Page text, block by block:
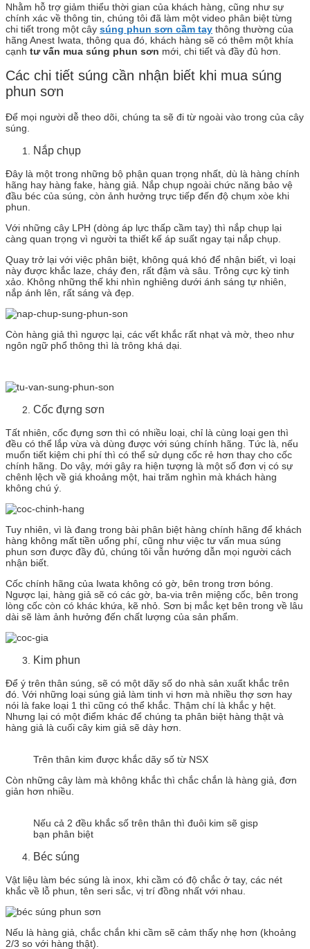
Nhằm hỗ trợ giảm thiểu thời gian của khách hàng, cũng như sự
chính xác về thông tin, chúng tôi đã làm một video phân biệt từng
chi tiết trong một cây súng phun sơn cầm tay thông thường của
hãng Anest Iwata, thông qua đó, khách hàng sẽ có thêm một khía
cạnh tư vấn mua súng phun sơn mới, chi tiết và đầy đủ hơn.
Các chi tiết súng cần nhận biết khi mua súng
phun sơn
Để mọi người dễ theo dõi, chúng ta sẽ đi từ ngoài vào trong của cây
súng.
Nắp chụp
Đây là một trong những bộ phận quan trọng nhất, dù là hàng chính
hãng hay hàng fake, hàng giả. Nắp chụp ngoài chức năng bảo vệ
đầu béc của súng, còn ảnh hưởng trực tiếp đến độ chụm xòe khi
phun.
Với những cây LPH (dòng áp lực thấp cầm tay) thì nắp chụp lại
càng quan trọng vì người ta thiết kế áp suất ngay tại nắp chụp.
Quay trở lại với việc phân biệt, không quá khó để nhận biết, vì loại
này được khắc laze, cháy đen, rất đậm và sâu. Trông cực kỳ tinh
xảo. Không những thế khi nhìn nghiêng dưới ánh sáng tự nhiên,
nắp ánh lên, rất sáng và đẹp.
Còn hàng giả thì ngược lại, các vết khắc rất nhạt và mờ, theo như
ngôn ngữ phổ thông thì là trông khá dại.
Cốc đựng sơn
Tất nhiên, cốc đựng sơn thì có nhiều loại, chỉ là cùng loại gen thì
đều có thể lắp vừa và dùng được với súng chính hãng. Tức là, nếu
muốn tiết kiệm chi phí thì có thể sử dụng cốc rẻ hơn thay cho cốc
chính hãng. Do vậy, mới gây ra hiện tượng là một số đơn vị có sự
chênh lệch về giá khoảng một, hai trăm nghìn mà khách hàng
không chú ý.
Tuy nhiên, vì là đang trong bài phân biệt hàng chính hãng để khách
hàng không mất tiền uổng phí, cũng như việc tư vấn mua súng
phun sơn được đầy đủ, chúng tôi vẫn hướng dẫn mọi người cách
nhận biết.
Cốc chính hãng của Iwata không có gờ, bên trong trơn bóng.
Ngược lại, hàng giả sẽ có các gờ, ba-via trên miệng cốc, bên trong
lòng cốc còn có khác khứa, kẽ nhỏ. Sơn bị mắc kẹt bên trong về lâu
dài sẽ làm ảnh hưởng đến chất lượng của sản phẩm.
Kim phun
Để ý trên thân súng, sẽ có một dãy số do nhà sản xuất khắc trên
đó. Với những loại súng giả làm tinh vi hơn mà nhiều thợ sơn hay
nói là fake loại 1 thì cũng có thể khắc. Thậm chí là khắc y hệt.
Nhưng lại có một điểm khác để chúng ta phân biệt hàng thật và
hàng giả là cuối cây kim giả sẽ dày hơn.
Trên thân kim được khắc dãy số từ NSX
Còn những cây làm mà không khắc thì chắc chắn là hàng giả, đơn
giản hơn nhiều.
Nếu cả 2 đều khắc số trên thân thì đuôi kim sẽ gisp
bạn phân biệt
Béc súng
Vật liệu làm béc súng là inox, khi cầm có độ chắc ở tay, các nét
khắc về lỗ phun, tên seri sắc, vị trí đồng nhất với nhau.
Nếu là hàng giả, chắc chắn khi cầm sẽ cảm thấy nhẹ hơn (khoảng
2/3 so với hàng thật).